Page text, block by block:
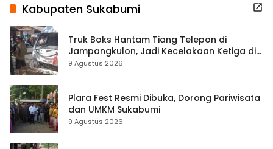
Kabupaten Sukabumi
Truk Boks Hantam Tiang Telepon di
Jampangkulon, Jadi Kecelakaan Ketiga di
Titik yang Sama
9 Agustus 2026
Plara Fest Resmi Dibuka, Dorong Pariwisata
dan UMKM Sukabumi
9 Agustus 2026